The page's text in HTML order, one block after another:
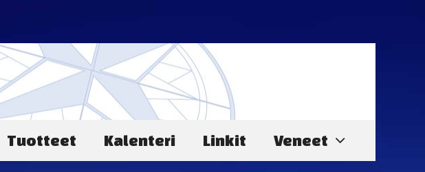
Tuotteet Kalenteri Linkit Veneet